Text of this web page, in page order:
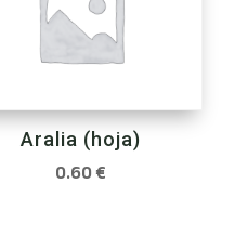
Aralia (hoja)
0.60€